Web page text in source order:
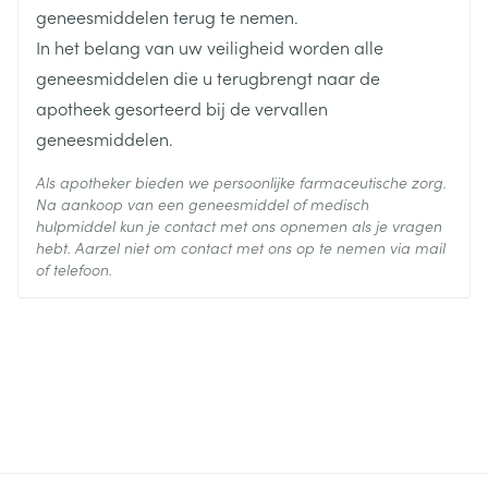
aangeraden om de behandeling op te starten met
lage doseringen om eventuele, zeldzaam
optredende hypotensieve reacties te onderkennen.
Alcohol dient vermeden te worden tijdens de
behandeling aangezien dit het hypotensieve effect
van Cedocard kan versterken (zie rubriek 4.5).
Isosorbidedinitraat kan optreden als een
fysiologisch antagonist van acetylcholine, histamine
en noradrenaline (norepinefrine). Het is aangeraden
Actieve
Ingrediënten
isosorbide dinitraat
Behoud Kamertemperatuur (15°C - 25°C)
geneesmiddelen terug te nemen.
In het belang van uw veiligheid worden alle
geneesmiddelen die u terugbrengt naar de
apotheek gesorteerd bij de vervallen
geneesmiddelen.
Als apotheker bieden we persoonlijke farmaceutische zorg.
Na aankoop van een geneesmiddel of medisch
hulpmiddel kun je contact met ons opnemen als je vragen
hebt. Aarzel niet om contact met ons op te nemen via mail
of telefoon.